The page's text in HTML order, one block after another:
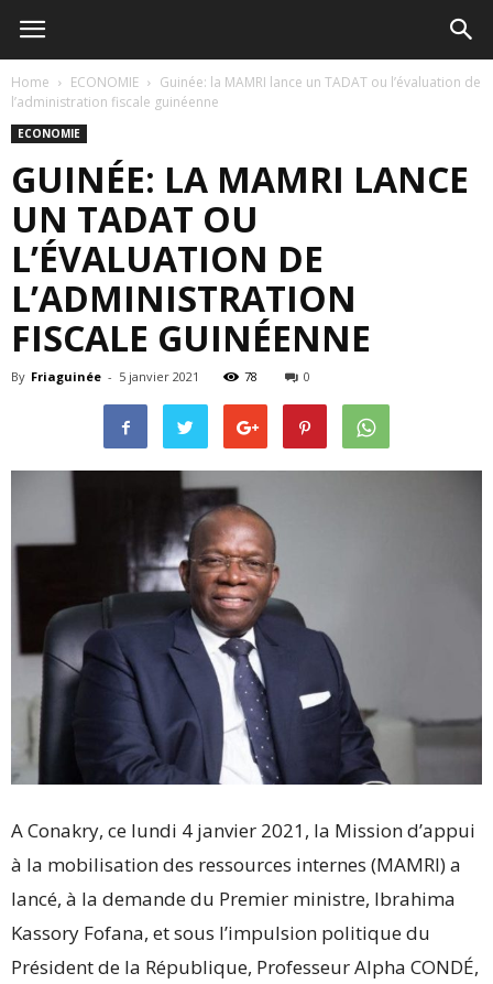
Home ECONOMIE
Guinée: la MAMRI lance un TADAT ou l’évaluation de
l’administration fiscale guinéenne
ECONOMIE
GUINÉE: LA MAMRI LANCE
UN TADAT OU
L’ÉVALUATION DE
L’ADMINISTRATION
FISCALE GUINÉENNE
By Friaguinée - 5 janvier 2021 78 0
A Conakry, ce lundi 4 janvier 2021, la Mission d’appui
à la mobilisation des ressources internes (MAMRI) a
lancé, à la demande du Premier ministre, Ibrahima
Kassory Fofana, et sous l’impulsion politique du
Président de la République, Professeur Alpha CONDÉ,